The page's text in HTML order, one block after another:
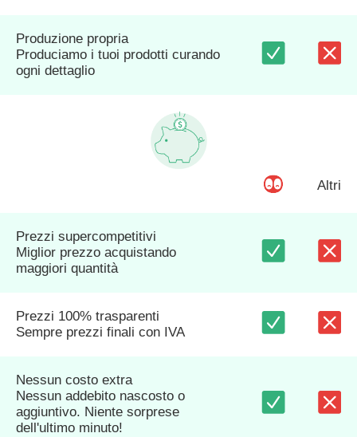
Produzione propria
Produciamo i tuoi prodotti curando
ogni dettaglio
Altri
Prezzi supercompetitivi
Miglior prezzo acquistando
maggiori quantità
Prezzi 100% trasparenti
Sempre prezzi finali con IVA
Nessun costo extra
Nessun addebito nascosto o
aggiuntivo. Niente sorprese
dell'ultimo minuto!